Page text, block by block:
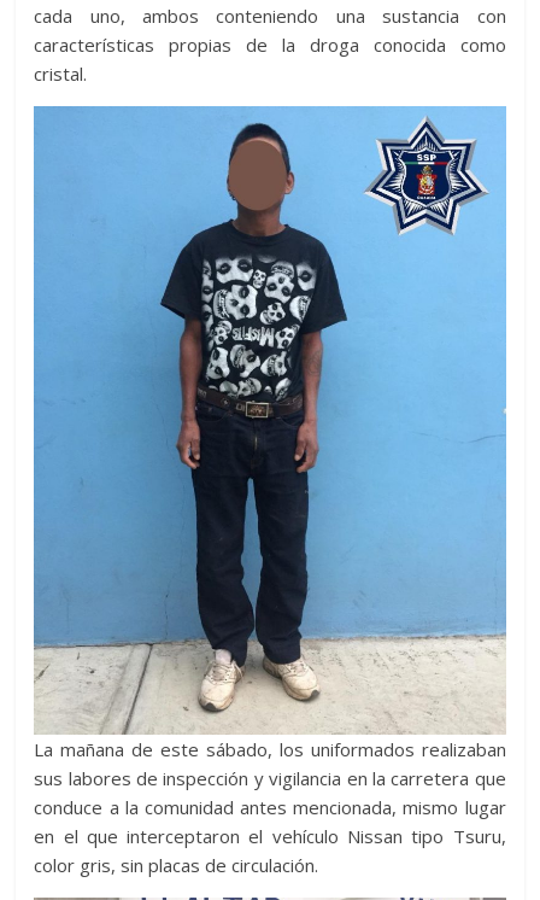
cada uno, ambos conteniendo una sustancia con
características propias de la droga conocida como
cristal.
La mañana de este sábado, los uniformados realizaban
sus labores de inspección y vigilancia en la carretera que
conduce a la comunidad antes mencionada, mismo lugar
en el que interceptaron el vehículo Nissan tipo Tsuru,
color gris, sin placas de circulación.